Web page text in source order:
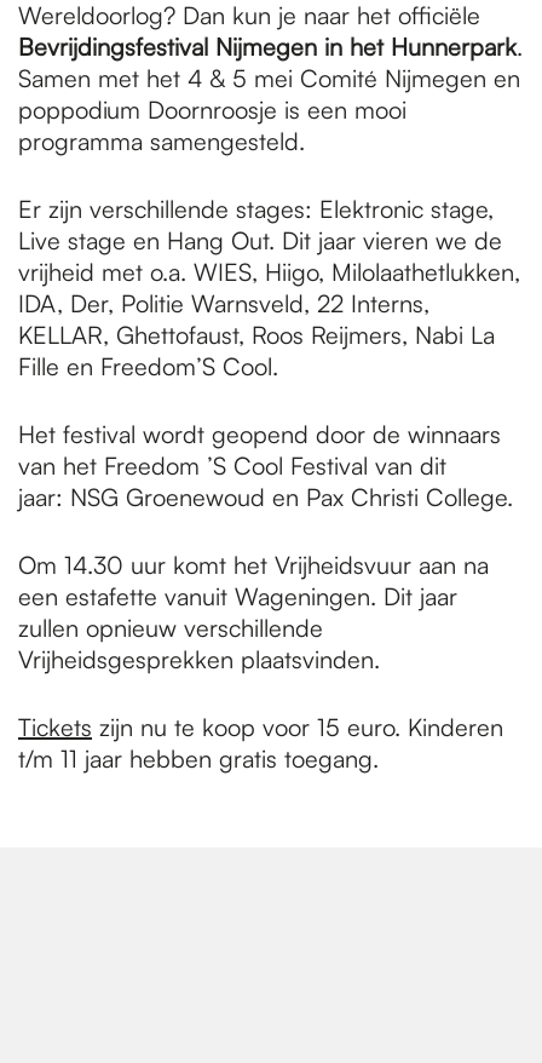
Wereldoorlog? Dan kun je naar het officiële
Bevrijdingsfestival Nijmegen in het Hunnerpark.
Samen met het 4 & 5 mei Comité Nijmegen en
poppodium Doornroosje is een mooi
programma samengesteld.
Er zijn verschillende stages: Elektronic stage,
Live stage en Hang Out. Dit jaar vieren we de
vrijheid met o.a. WIES, Hiigo, Milolaathetlukken,
IDA, Der, Politie Warnsveld, 22 Interns,
KELLAR, Ghettofaust, Roos Reijmers, Nabi La
Fille en Freedom’S Cool.
Het festival wordt geopend door de winnaars
van het Freedom ’S Cool Festival van dit
jaar: NSG Groenewoud en Pax Christi College.
Om 14.30 uur komt het Vrijheidsvuur aan na
een estafette vanuit Wageningen. Dit jaar
zullen opnieuw verschillende
Vrijheidsgesprekken plaatsvinden.
Tickets zijn nu te koop voor 15 euro. Kinderen
t/m 11 jaar hebben gratis toegang.